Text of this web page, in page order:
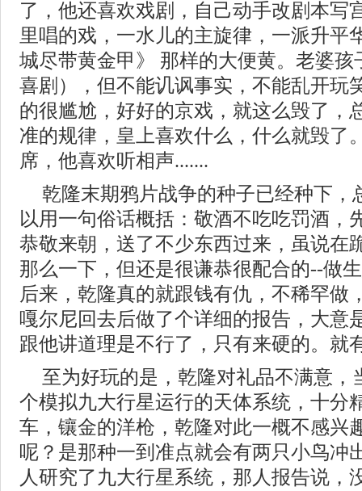
了，他还喜欢戏剧，自己动手改剧本写
里唱的戏，一水儿的主旋律，一派升平
城尽带黄金甲》 那样的大便黄。老婆
喜剧），但不能讥讽事实，不能乱开玩
的很尴尬，好好的京戏，就这么毁了，
准的规律，皇上喜欢什么，什么就毁了
席，他喜欢听相声.......
乾隆末期鸦片战争的种子已经种下，
以用一句俗话概括：敬酒不吃吃罚酒，
恭敬来朝，送了不少东西过来，虽说在
那么一下，但还是很谦恭很配合的--做
后来，乾隆真的就跟钱有仇，不稀罕做
嘎尔尼回去后做了个详细的报告，大意
跟他讲道理是不行了，只有来硬的。就
至为好玩的是，乾隆对礼品不满意，
个模拟九大行星运行的天体系统，十分
车，镶金的洋枪，乾隆对此一概不感兴
呢？是那种一到准点就会有两只小鸟冲
人研究了九大行星系统，那人报告说，